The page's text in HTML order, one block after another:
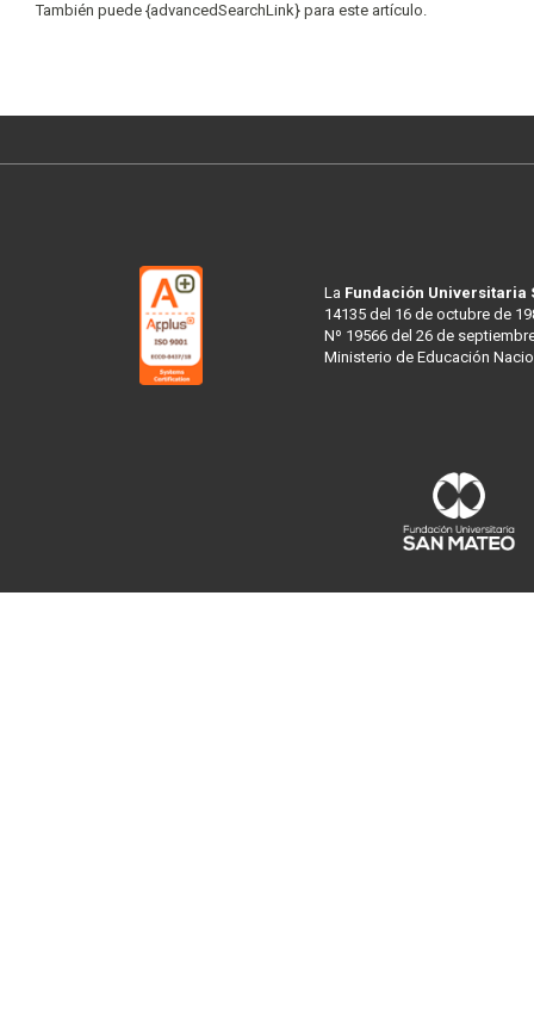
También puede {advancedSearchLink} para este artículo.
La Fundación Universitaria
14135 del 16 de octubre de
Nº 19566 del 26 de
Ministerio de Educación